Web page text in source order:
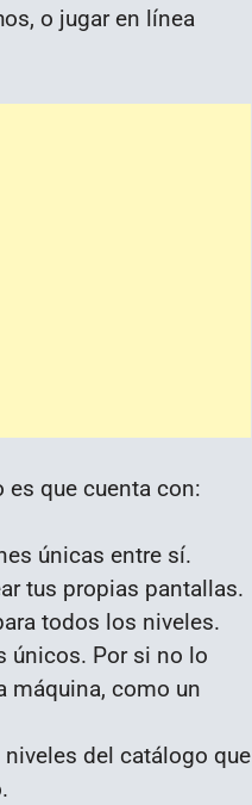
o jugar en línea
que cuenta con:
únicas entre sí.
tus propias pantallas.
todos los niveles.
únicos. Por si no lo
máquina, como un
del catálogo que